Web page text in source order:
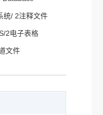
统/ 2注释文件
2电子表格
文件